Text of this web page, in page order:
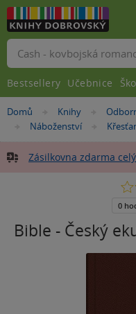
Nacházíte
Domů »Knihy »
»
Náboženství »
Zásilkovna zdarma
Bible - Český
0.0
5
0
Vyhledávání
Bestsellery Učebnice